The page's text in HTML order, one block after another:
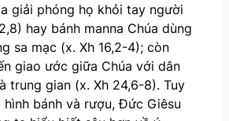
giải phóng họ khỏi tay người
hay bánh manna Chúa dùng
sa mạc (x. Xh 16,2-4); còn
giao ước giữa Chúa với dân
trung gian (x. Xh 24,6-8). Tuy
hình bánh và rượu, Đức Giêsu